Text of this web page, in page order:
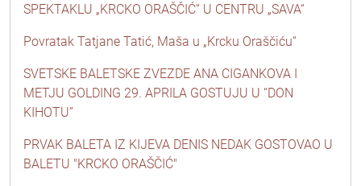
SPEKTAKLU „KRCKO ORAŠČIĆ“ U CENTRU „SAVA“
Povratak Tatjane Tatić, Maša u „Krcku Oraščiću“
SVETSKE BALETSKE ZVEZDE ANA CIGANKOVA I
METJU GOLDING 29. APRILA GOSTUJU U “DON
KIHOTU”
PRVAK BALETA IZ KIJEVA DENIS NEDAK GOSTOVAO U
BALETU "KRCKO ORAŠČIĆ"